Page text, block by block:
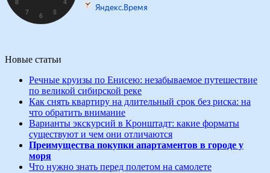
Новые статьи
Речные круизы по Енисею: незабываемое путешествие
по великой сибирской реке
Как снять квартиру на длительный срок без риска: на
что обратить внимание
Варианты экскурсий в Кронштадт: какие форматы
существуют и чем они отличаются
Преимущества покупки апартаментов в городе у
моря
Что нужно знать перед полетом на самолете